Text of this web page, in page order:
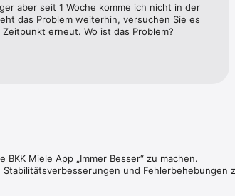
aber seit 1 Woche komme ich nicht in der
das Problem weiterhin, versuchen Sie es
erneut. Wo ist das Problem?
Miele App „Immer Besser“ zu machen.
und